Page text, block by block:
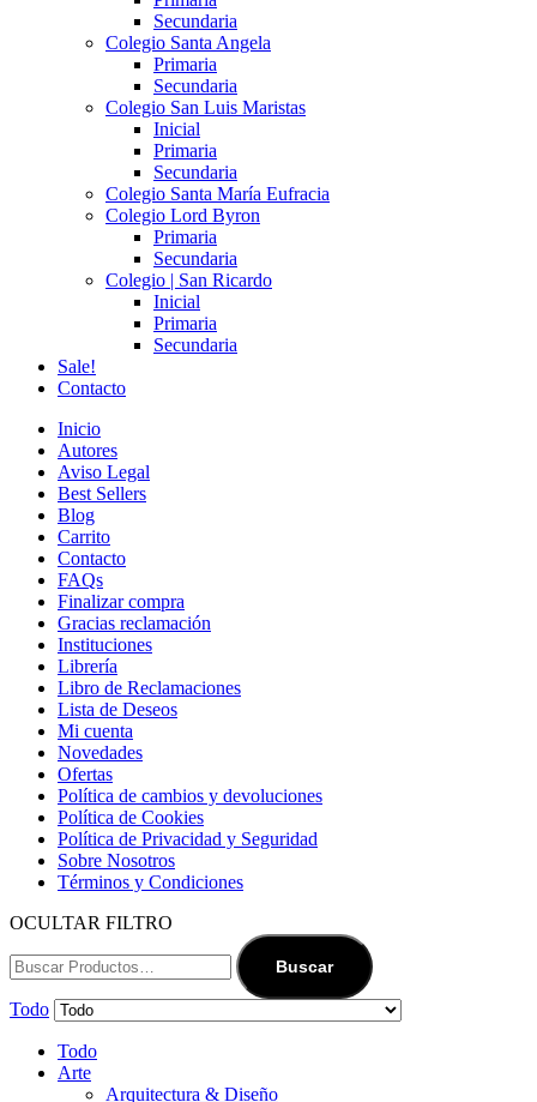
Secundaria
Colegio Santa Angela
Primaria
Secundaria
Colegio San Luis Maristas
Inicial
Primaria
Secundaria
Colegio Santa María Eufracia
Colegio Lord Byron
Primaria
Secundaria
Colegio | San Ricardo
Inicial
Primaria
Secundaria
Sale!
Contacto
Inicio
Autores
Aviso Legal
Best Sellers
Blog
Carrito
Contacto
FAQs
Finalizar compra
Gracias reclamación
Instituciones
Librería
Libro de Reclamaciones
Lista de Deseos
Mi cuenta
Novedades
Ofertas
Política de cambios y devoluciones
Política de Cookies
Política de Privacidad y Seguridad
Sobre Nosotros
Términos y Condiciones
OCULTAR FILTRO
Buscar
Todo
Todo
Arte
Arquitectura & Diseño